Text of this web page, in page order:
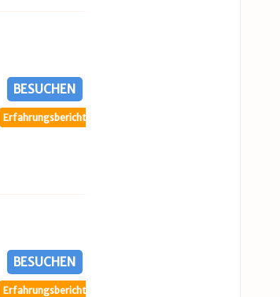
BESUCHEN
Erfahrungsbericht
BESUCHEN
Erfahrungsbericht